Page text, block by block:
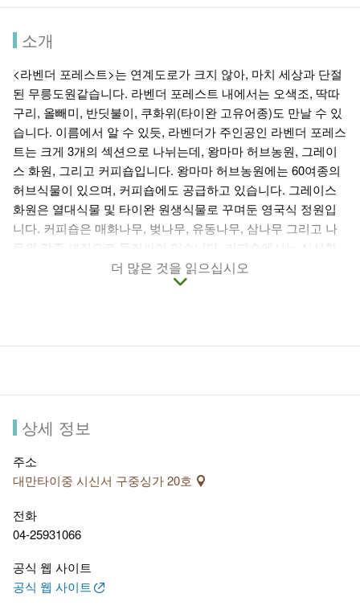
소개
<라벤더 포레스트>는 연계도로가 크지 않아, 마치 세상과 단절
된 무릉도원같습니다. 라벤더 포레스트 내에서는 오색조, 딱따
구리, 올빼미, 반딧불이, 쿠화위(타이완 고유어종)도 만날 수 있
습니다. 이름에서 알 수 있듯, 라벤더가 주인공인 라벤더 포레스
트는 크게 3개의 섹션으로 나뉘는데, 왕마마 허브농원, 그레이
스 화원, 그리고 커피숍입니다. 왕마마 허브농원에는 60여종의
허브식물이 있으며, 커피숍에도 공급하고 있습니다. 그레이스
화원은 열대식물 및 타이완 원생식물로 꾸며둔 영국식 정원입
니다. 커피숍은 매화나무, 벚나무, 유동나무, 삼나무 그리고 나
무위 각종 새집으로 둘러싸여 있습니다. 커피숍에서는 신선한
허브로 만든 요리와 허브티, 수제 디저트, 그리고 각종 허브제품
을 제공하고 있습니다. 향후 허브를 테마로 한 민박 및 초대형
더 많은 것을 읽으십시오
상세 정보
주소
대만타이중 시신서 구중싱가 20호
전화
04-25931066
공식 웹 사이트
공식 웹 사이트